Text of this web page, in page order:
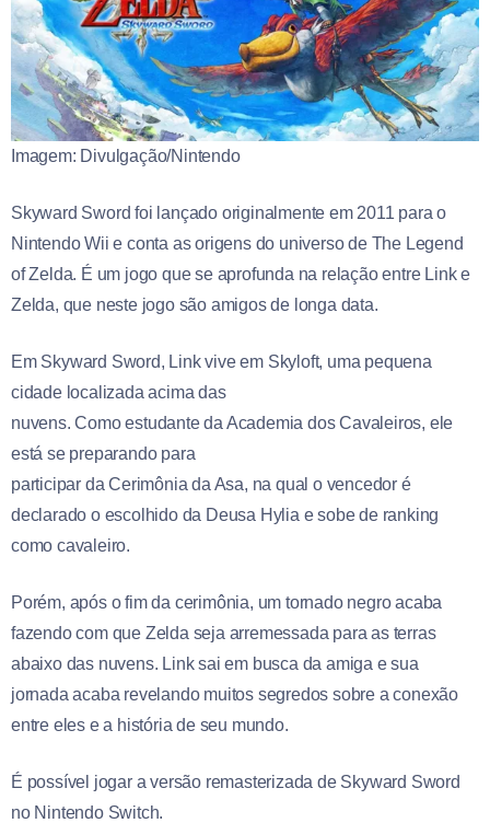
Imagem: Divulgação/Nintendo
Skyward Sword foi lançado originalmente em 2011 para o
Nintendo Wii e conta as origens do universo de The Legend
of Zelda. É um jogo que se aprofunda na relação entre Link e
Zelda, que neste jogo são amigos de longa data.
Em Skyward Sword, Link vive em Skyloft, uma pequena
cidade localizada acima das
nuvens. Como estudante da Academia dos Cavaleiros, ele
está se preparando para
participar da Cerimônia da Asa, na qual o vencedor é
declarado o escolhido da Deusa Hylia e sobe de ranking
como cavaleiro.
Porém, após o fim da cerimônia, um tornado negro acaba
fazendo com que Zelda seja arremessada para as terras
abaixo das nuvens. Link sai em busca da amiga e sua
jornada acaba revelando muitos segredos sobre a conexão
entre eles e a história de seu mundo.
É possível jogar a versão remasterizada de Skyward Sword
no Nintendo Switch.